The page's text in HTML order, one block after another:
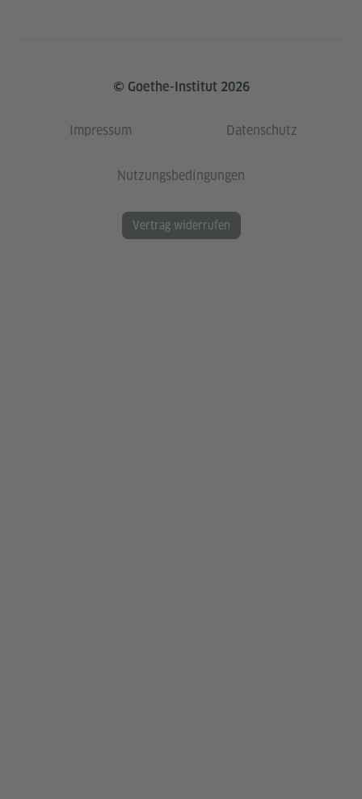
© Goethe-Institut 2026
Impressum Datenschutz
Nutzungsbedingungen
Vertrag widerrufen